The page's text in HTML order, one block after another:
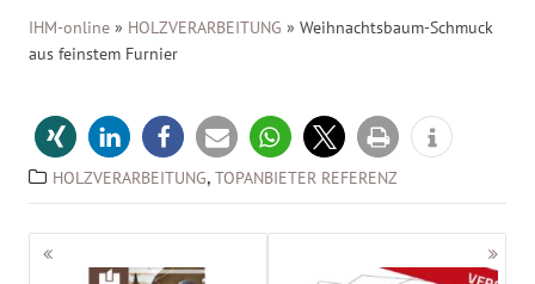
IHM-online » HOLZVERARBEITUNG »Weihnachtsbaum-Schmuck
aus feinstem Furnier
HOLZVERARBEITUNG,TOPANBIETER REFERENZ
Beitragsnavigation